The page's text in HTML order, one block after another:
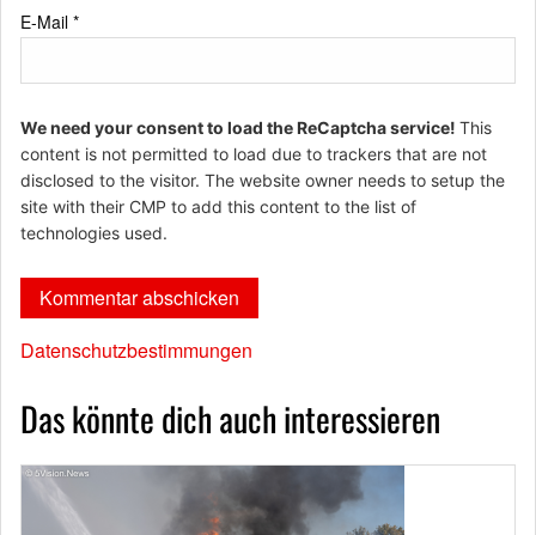
E-Mail *
We need your consent to load the ReCaptcha service! This
content is not permitted to load due to trackers that are not
disclosed to the visitor. The website owner needs to setup the
site with their CMP to add this content to the list of
technologies used.
Datenschutzbestimmungen
Das könnte dich auch interessieren